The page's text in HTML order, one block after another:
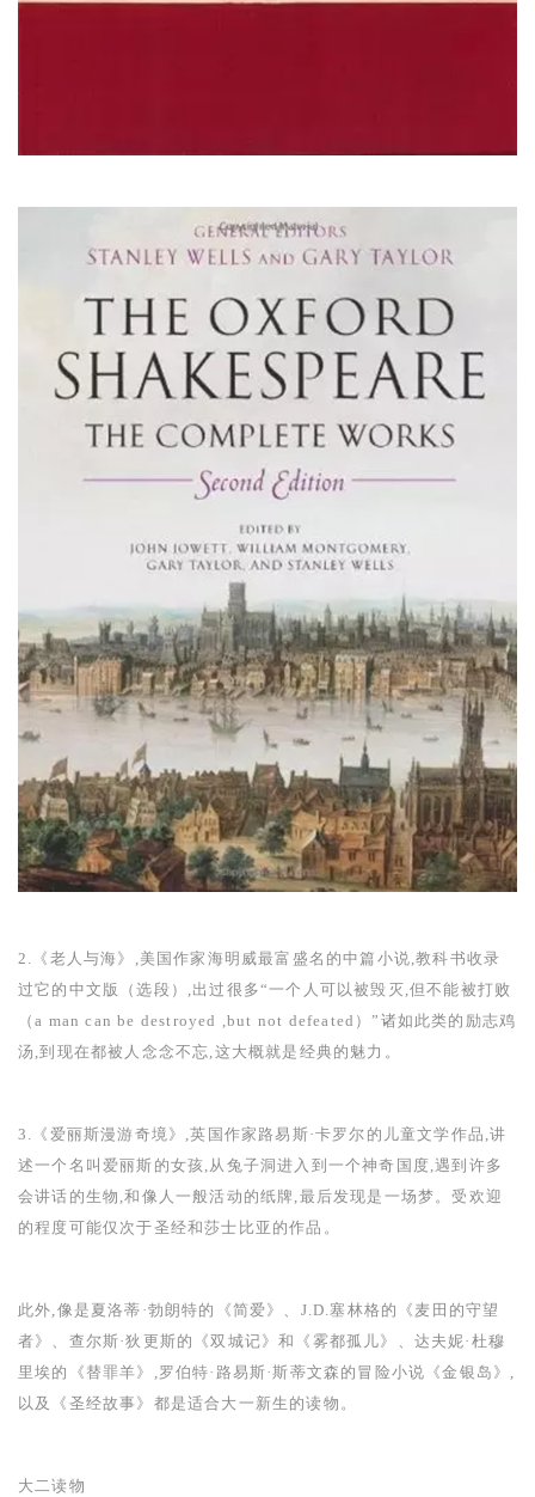
2. 《老人与海》,美国作家海明威最富盛名的中篇小说,教科书收录
过它的中文版（选段）,出过很多“一个人可以被毁灭,但不能被打败
（a man can be destroyed ,but not defeated ）”诸如此类的励志鸡
汤,到现在都被人念念不忘,这大概就是经典的魅力。
3. 《爱丽斯漫游奇境》,英国作家路易斯·卡罗尔的儿童文学作品,讲
述一个名叫爱丽斯的女孩,从兔子洞进入到一个神奇国度,遇到许多
会讲话的生物,和像人一般活动的纸牌,最后发现是一场梦。受欢迎
的程度可能仅次于圣经和莎士比亚的作品。
此外,像是夏洛蒂·勃朗特的《简爱》、 J.D.塞林格的《麦田的守望
者》、查尔斯·狄更斯的《双城记》和《雾都孤儿》、达夫妮·杜穆
里埃的《替罪羊》,罗伯特·路易斯·斯蒂文森的冒险小说《金银岛》,
以及《圣经故事》都是适合大一新生的读物。
大二读物